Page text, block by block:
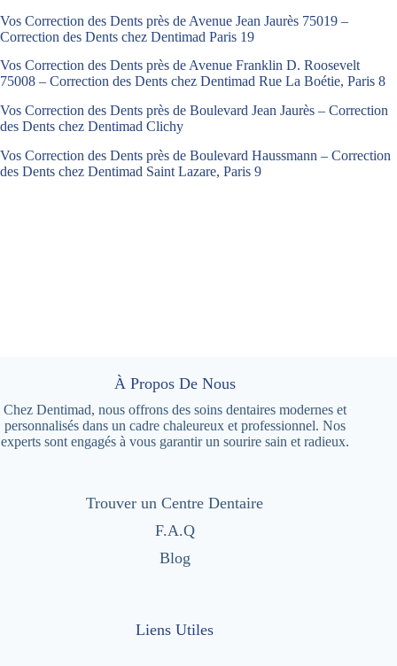
Vos Correction des Dents près de Avenue Jean Jaurès 75019 –
Correction des Dents chez Dentimad Paris 19
Vos Correction des Dents près de Avenue Franklin D. Roosevelt
75008 – Correction des Dents chez Dentimad Rue La Boétie, Paris 8
Vos Correction des Dents près de Boulevard Jean Jaurès – Correction
des Dents chez Dentimad Clichy
Vos Correction des Dents près de Boulevard Haussmann – Correction
des Dents chez Dentimad Saint Lazare, Paris 9
À Propos De Nous
Chez Dentimad, nous offrons des soins dentaires modernes et
personnalisés dans un cadre chaleureux et professionnel. Nos
experts sont engagés à vous garantir un sourire sain et radieux.
Trouver un Centre Dentaire
F.A.Q
Blog
Liens Utiles